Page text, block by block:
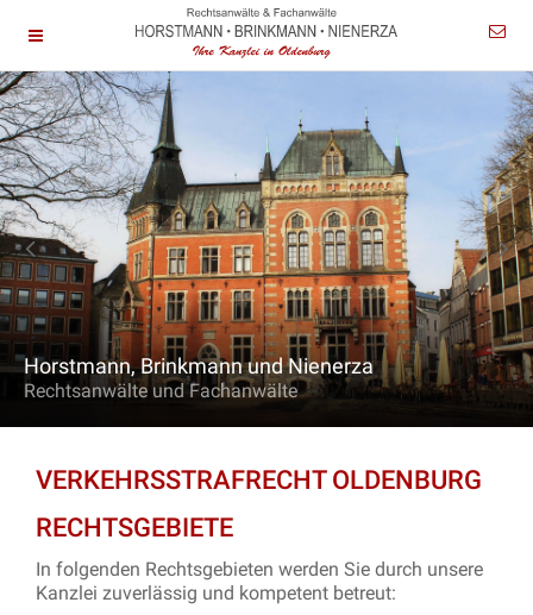
Horstmann, Brinkmann und Nienerza
Rechtsanwälte und Fachanwälte
VERKEHRSSTRAFRECHT OLDENBURG
RECHTSGEBIETE
In folgenden Rechtsgebieten werden Sie durch unsere
Kanzlei zuverlässig und kompetent betreut: